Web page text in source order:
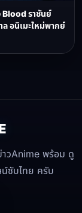
ราชันย์
อนิเมะใหม่พากย์
าวAnime พร้อม ดู
ซับไทย ครับ